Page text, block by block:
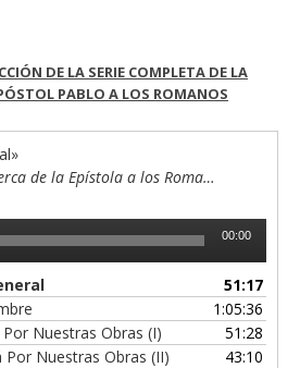
DE LA SERIE COMPLETA DE LA
PABLO A LOS ROMANOS
Comentario Bíblico Acerca de la Epístola a los Romanos
00:00
51:17
1:05:36
Nuestras Obras (I)
51:28
Por Nuestras Obras (II)
43:10